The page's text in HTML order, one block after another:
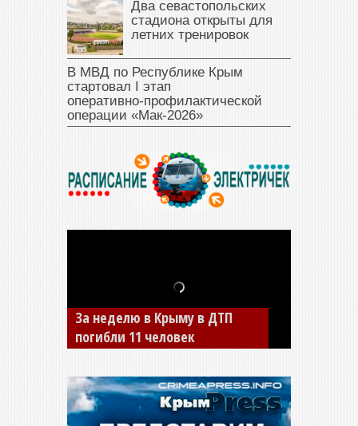
Два севастопольских
стадиона открыты для
летних тренировок
В МВД по Республике Крым
стартовал I этап
оперативно‑профилактической
операции «Мак‑2026»
За неделю в Крыму в ДТП
погибли 11 человек
В Джанкое водитель ВАЗа
сбил двух детей на «зебре»